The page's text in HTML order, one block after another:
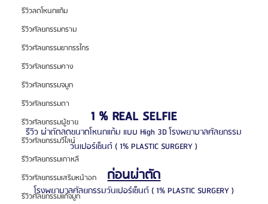
รีวิวลดโหนกแก้ม
รีวิวศัลยกรรมกราม
รีวิวศัลยกรรมขากรรไกร
รีวิวศัลยกรรมคาง
รีวิวศัลยกรรมจมูก
รีวิวศัลยกรรมตา
รีวิวศัลยกรรมผู้ชาย
รีวิวศัลยกรรมวีไลน์
รีวิวศัลยกรรมเกาหลี
รีวิวศัลยกรรมเสริมหน้าอก
รีวิวศัลยกรรมแก้จมูก
1 % REAL SELFIE
รีวิว ผ่าตัดลดขนาดโหนกแก้ม แบบ High 3D โรงพยาบาลศัลยกรรม
วันเปอร์เซ็นต์ ( 1% PLASTIC SURGERY )
ก่อนผ่าตัด
โรงพยาบาลศัลยกรรมวันเปอร์เซ็นต์ ( 1% PLASTIC SURGERY )